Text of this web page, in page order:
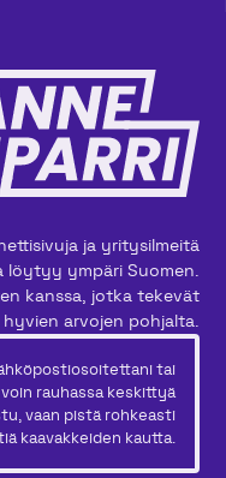
ja yritysilmeitä
löytyy ympäri Suomen.
kanssa, jotka tekevät
arvojen pohjalta.
tai
rauhassa keskittyä
vaan pistä rohkeasti
kaavakkeiden kautta.